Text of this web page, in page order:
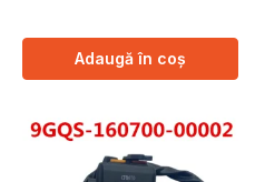
Adaugă în coș